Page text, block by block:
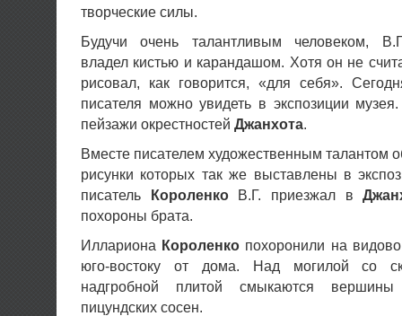
творческие силы.
Будучи очень талантливым человеком,
владел кистью и карандашом. Хотя он не
рисовал, как говорится, «для себя».
писателя можно увидеть в экспозиции
пейзажи окрестностей Джанхота.
Вместе писателем художественным талантом
рисунки которых так же выставлены в
писатель КороленкоВ.Г. приезжал в
похороны брата.
Иллариона Короленко похоронили на
юго-востоку от дома. Над могилой со
надгробной плитой смыкаются
пицундских сосен.